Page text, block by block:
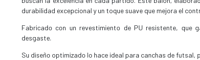
durabilidad excepcional y un toque suave que mejora el
Fabricado con un revestimiento de PU resistente, que
desgaste.
Su diseño optimizado lo hace ideal para canchas de futsal,